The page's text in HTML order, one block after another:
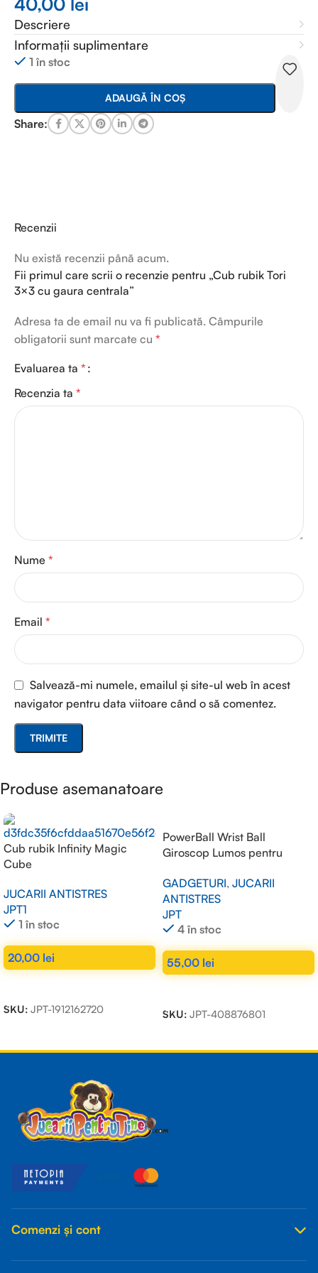
Descriere
Informații suplimentare
1 în stoc
ADAUGĂ ÎN COȘ
Share:
Recenzii
Nu există recenzii până acum.
Fii primul care scrii o recenzie pentru „Cub rubik Tori
3×3 cu gaura centrala”
Adresa ta de email nu va fi publicată. Câmpurile
obligatorii sunt marcate cu *
Evaluarea ta *
Recenzia ta *
Nume *
Email *
Salvează-mi numele, emailul și site-ul web în acest
navigator pentru data viitoare când o să comentez.
Produse asemanatoare
Cub rubik Infinity Magic
Cube
JUCARII ANTISTRES
JPT1
1 în stoc
20,00 lei
SKU: JPT-1912162720
PowerBall Wrist Ball
Giroscop Lumos pentru
Brat fara Baterii
GADGETURI, JUCARII
ANTISTRES
JPT
4 în stoc
55,00 lei
SKU: JPT-408876801
Comenzi și cont